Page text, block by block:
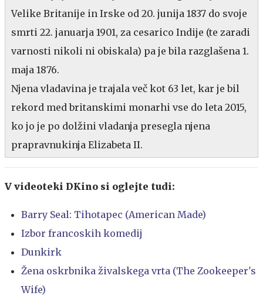
Velike Britanije in Irske od 20. junija 1837 do svoje
smrti 22. januarja 1901, za cesarico Indije (te zaradi
varnosti nikoli ni obiskala) pa je bila razglašena 1.
maja 1876.
Njena vladavina je trajala več kot 63 let, kar je bil
rekord med britanskimi monarhi vse do leta 2015,
ko jo je po dolžini vladanja presegla njena
prapravnukinja Elizabeta II.
V videoteki DKino si oglejte tudi:
Barry Seal: Tihotapec (American Made)
Izbor francoskih komedij
Dunkirk
Žena oskrbnika živalskega vrta (The Zookeeper's
Wife)